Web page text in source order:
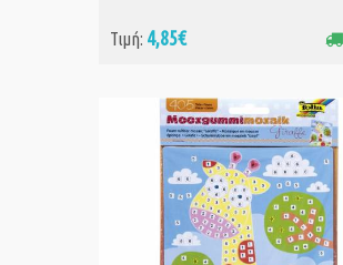
Τιμή: 4,85€